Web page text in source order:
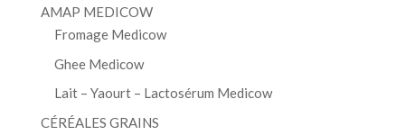
AMAP MEDICOW
Fromage Medicow
Ghee Medicow
Lait – Yaourt – Lactosérum Medicow
CÉRÉALES GRAINS